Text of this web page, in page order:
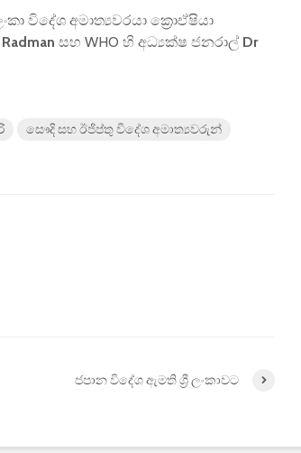
විදේශ අමාත්‍යවරයා ක්‍රොඒෂියා
සහ WHO හි අධ්‍යක්ෂ ජනරාල් Dr
සෞදි සහ ඊජිප්තු විදේශ අමාත්‍යවරුන්
ජපාන විදේශ ඇමති ශ්‍රී ලංකාවට